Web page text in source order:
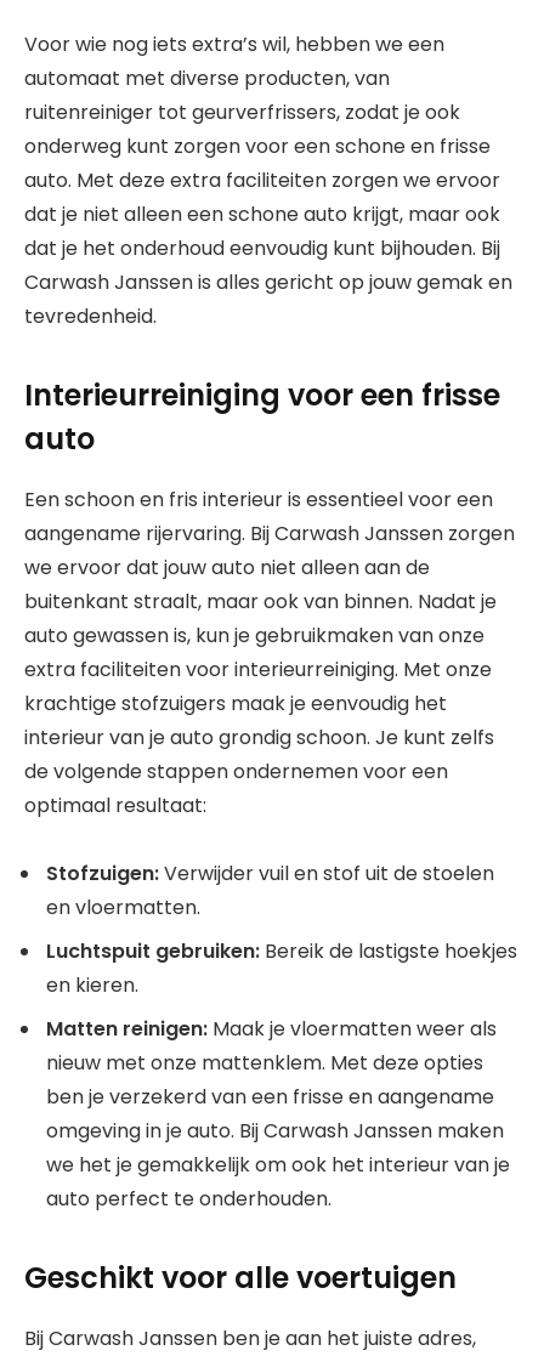
Voor wie nog iets extra’s wil, hebben we een
automaat met diverse producten, van
ruitenreiniger tot geurverfrissers, zodat je ook
onderweg kunt zorgen voor een schone en frisse
auto. Met deze extra faciliteiten zorgen we ervoor
dat je niet alleen een schone auto krijgt, maar ook
dat je het onderhoud eenvoudig kunt bijhouden. Bij
Carwash Janssen is alles gericht op jouw gemak en
tevredenheid.
Interieurreiniging voor een frisse
auto
Een schoon en fris interieur is essentieel voor een
aangename rijervaring. Bij Carwash Janssen zorgen
we ervoor dat jouw auto niet alleen aan de
buitenkant straalt, maar ook van binnen. Nadat je
auto gewassen is, kun je gebruikmaken van onze
extra faciliteiten voor interieurreiniging. Met onze
krachtige stofzuigers maak je eenvoudig het
interieur van je auto grondig schoon. Je kunt zelfs
de volgende stappen ondernemen voor een
optimaal resultaat:
Stofzuigen:Verwijder vuil en stof uit de stoelen
en vloermatten.
Luchtspuit gebruiken: Bereik de lastigste hoekjes
en kieren.
Matten reinigen: Maak je vloermatten weer als
nieuw met onze mattenklem. Met deze opties
ben je verzekerd van een frisse en aangename
omgeving in je auto. Bij Carwash Janssen maken
we het je gemakkelijk om ook het interieur van je
auto perfect te onderhouden.
Geschikt voor alle voertuigen
Bij Carwash Janssen ben je aan het juiste adres,